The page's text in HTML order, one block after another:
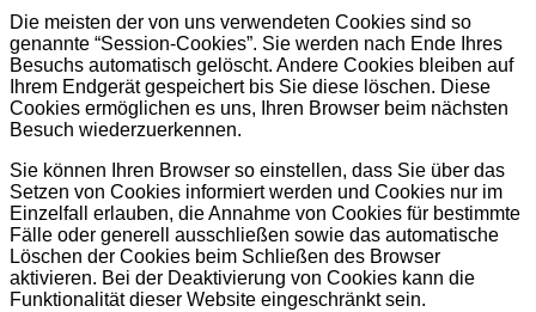
Die meisten der von uns verwendeten Cookies sind so
genannte “Session-Cookies”. Sie werden nach Ende Ihres
Besuchs automatisch gelöscht. Andere Cookies bleiben auf
Ihrem Endgerät gespeichert bis Sie diese löschen. Diese
Cookies ermöglichen es uns, Ihren Browser beim nächsten
Besuch wiederzuerkennen.
Sie können Ihren Browser so einstellen, dass Sie über das
Setzen von Cookies informiert werden und Cookies nur im
Einzelfall erlauben, die Annahme von Cookies für bestimmte
Fälle oder generell ausschließen sowie das automatische
Löschen der Cookies beim Schließen des Browser
aktivieren. Bei der Deaktivierung von Cookies kann die
Funktionalität dieser Website eingeschränkt sein.